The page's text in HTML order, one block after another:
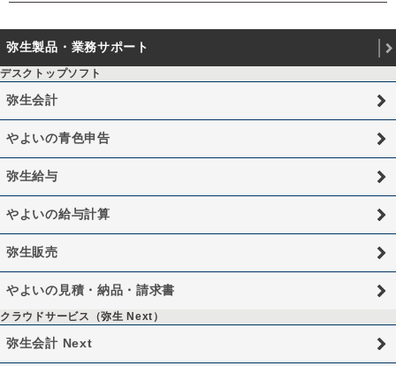
弥生製品・業務サポート
デスクトップソフト
弥生会計
やよいの青色申告
弥生給与
やよいの給与計算
弥生販売
やよいの見積・納品・請求書
クラウドサービス（弥生 Next）
弥生会計 Next